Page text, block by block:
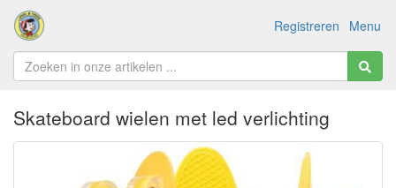
Menu
Registreren
Skateboard wielen met led verlichting